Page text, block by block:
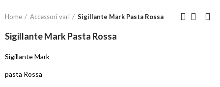
Home Accessori vari Sigillante Mark Pasta Rossa
Sigillante Mark Pasta Rossa
Sigillante Mark
pasta Rossa